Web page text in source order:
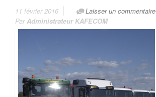
11 février 2016
Laisser un commentaire
ParAdministrateur KAFECOM